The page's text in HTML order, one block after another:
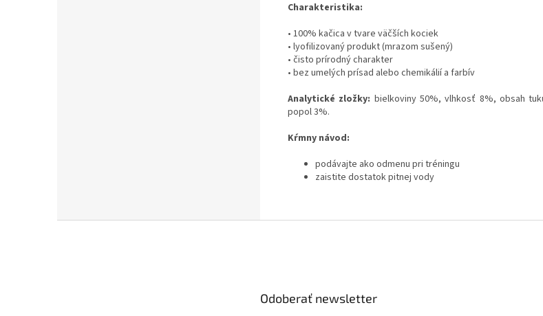
Charakteristika:
• 100% kačica v tvare väčších kociek
• lyofilizovaný produkt (mrazom sušený)
• čisto prírodný charakter
• bez umelých prísad alebo chemikálií a farbív
Analytické zložky: bielkoviny 50%, vlhkosť 8%, obsah
popol 3%.
Kŕmny návod:
podávajte ako odmenu pri tréningu
zaistite dostatok pitnej vody
Odoberať newsletter